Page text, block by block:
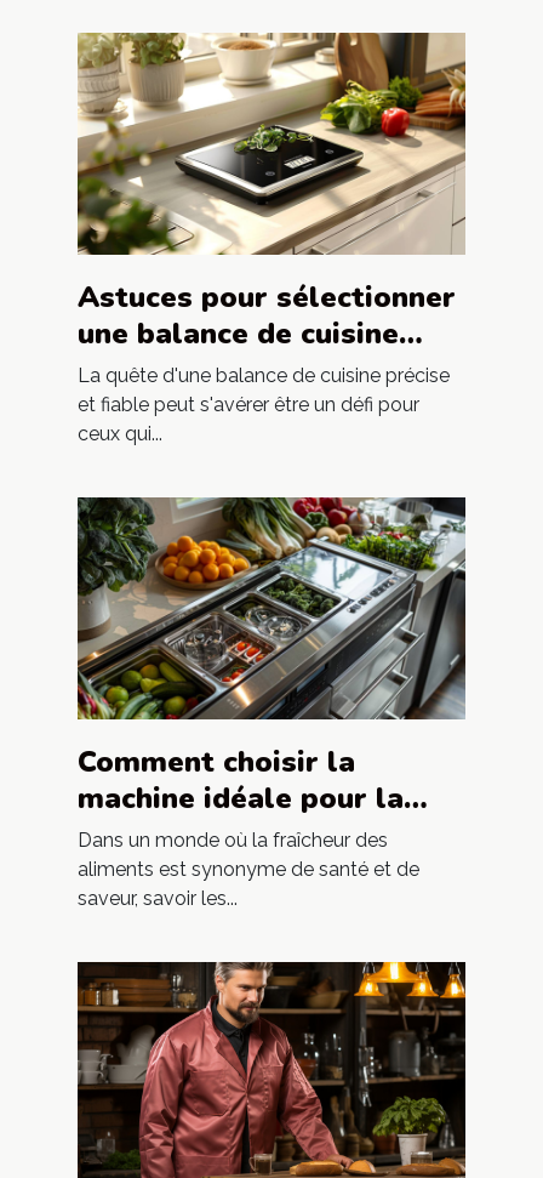
Astuces pour sélectionner
une balance de cuisine
précise et fiable
La quête d'une balance de cuisine précise
et fiable peut s'avérer être un défi pour
ceux qui...
Comment choisir la
machine idéale pour la
conservation des aliments
Dans un monde où la fraîcheur des
aliments est synonyme de santé et de
saveur, savoir les...